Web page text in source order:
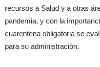
recursos a Salud y a otras
pandemia, y con la
cuarentena obligatoria se
para su administración.